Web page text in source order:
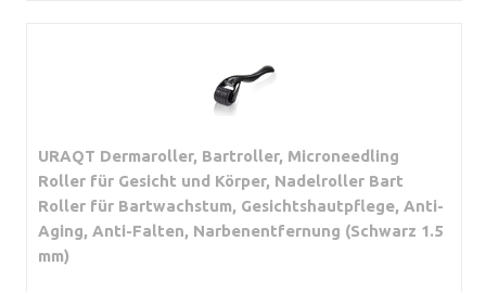
URAQT Dermaroller, Bartroller, Microneedling
Roller für Gesicht und Körper, Nadelroller Bart
Roller für Bartwachstum, Gesichtshautpflege, Anti-
Aging, Anti-Falten, Narbenentfernung (Schwarz 1.5
mm)